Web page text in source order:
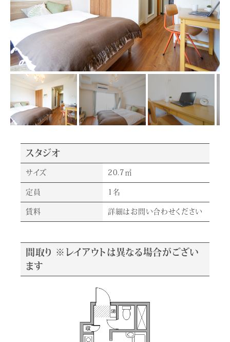
スタジオ
サイズ 20.7㎡
定員 1名
賃料 詳細はお問い合わせください
間取り ※レイアウトは異なる場合がござい
ます